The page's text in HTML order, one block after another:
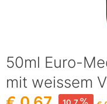
50ml Euro-
mit weissem